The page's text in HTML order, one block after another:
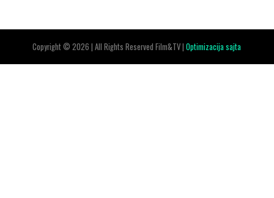
Copyright © 2026 | All Rights Reserved Film&TV |Optimizacija sajta